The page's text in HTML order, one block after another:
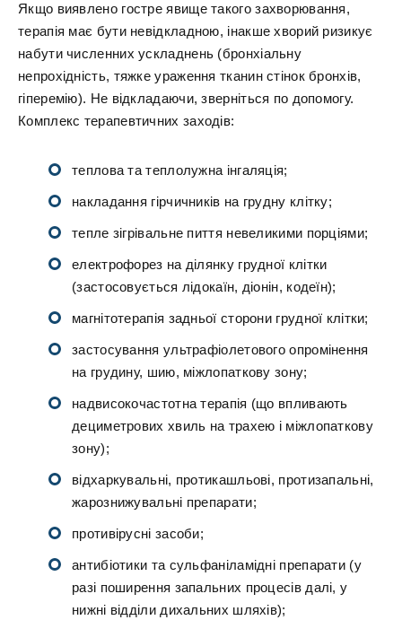
Якщо виявлено гостре явище такого захворювання,
терапія має бути невідкладною, інакше хворий ризикує
набути численних ускладнень (бронхіальну
непрохідність, тяжке ураження тканин стінок бронхів,
гіперемію). Не відкладаючи, зверніться по допомогу.
Комплекс терапевтичних заходів:
теплова та теплолужна інгаляція;
накладання гірчичників на грудну клітку;
тепле зігрівальне пиття невеликими порціями;
електрофорез на ділянку грудної клітки
(застосовується лідокаїн, діонін, кодеїн);
магнітотерапія задньої сторони грудної клітки;
застосування ультрафіолетового опромінення
на грудину, шию, міжлопаткову зону;
надвисокочастотна терапія (що впливають
дециметрових хвиль на трахею і міжлопаткову
зону);
відхаркувальні, протикашльові, протизапальні,
жарознижувальні препарати;
противірусні засоби;
антибіотики та сульфаніламідні препарати (у
разі поширення запальних процесів далі, у
нижні відділи дихальних шляхів);